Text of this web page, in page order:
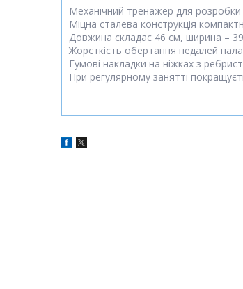
Механічний тренажер для розробки
Міцна сталева конструкція
Довжина складає 46 см, ширина –
Жорсткість обертання педалей
Гумові накладки на ніжках з
При регулярному занятті